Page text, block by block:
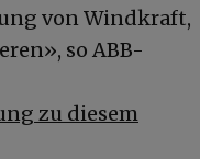
von Windkraft,
so ABB-
zu diesem